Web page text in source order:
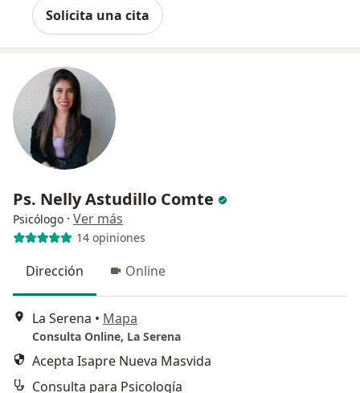
Solicita una cita
Ps. Nelly Astudillo Comte
Psicólogo · Ver más
14 opiniones
Dirección Online
La Serena • Mapa
Consulta Online, La Serena
Acepta Isapre Nueva Masvida
Consulta para Psicología